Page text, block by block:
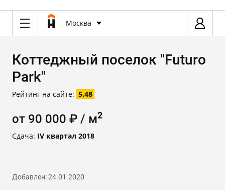
Москва
Коттеджный поселок "Futuro
Park"
Рейтинг на сайте: 5.48
от 90 000 ₽ / м2
Сдача: IV квартал 2018
Добавлен: 24.01.2020